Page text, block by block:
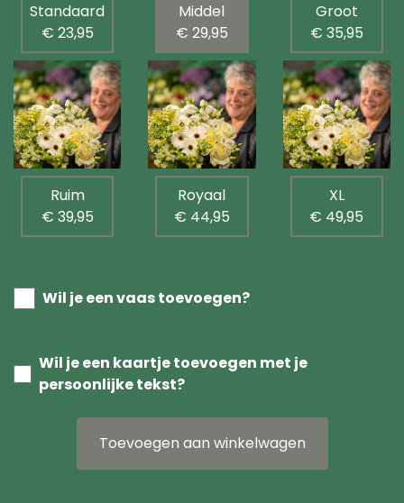
Standaard
€ 23,95
Middel
€ 29,95
Groot
€ 35,95
Ruim
€ 39,95
Royaal
€ 44,95
XL
€ 49,95
Wil je een vaas toevoegen?
Wil je een kaartje toevoegen met je
persoonlijke tekst?
Toevoegen aan winkelwagen